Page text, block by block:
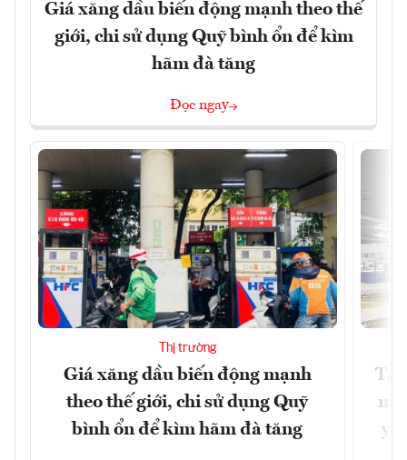
Giá xăng dầu biến động mạnh theo thế
giới, chi sử dụng Quỹ bình ổn để kìm
hãm đà tăng
Đọc ngay
Thị trường
Giá xăng dầu biến động mạnh
theo thế giới, chi sử dụng Quỹ
bình ổn để kìm hãm đà tăng